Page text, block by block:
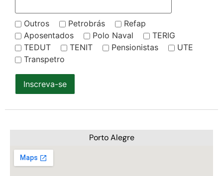
Outros Petrobrás
Refap
Aposentados
Polo Naval
TERIG
TEDUT
TENIT Pensionistas
UTE
Transpetro
Inscreva-se
Porto Alegre